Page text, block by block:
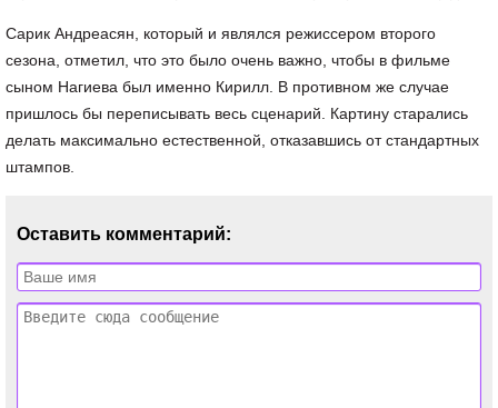
Сарик Андреасян, который и являлся режиссером второго
сезона, отметил, что это было очень важно, чтобы в фильме
сыном Нагиева был именно Кирилл. В противном же случае
пришлось бы переписывать весь сценарий. Картину старались
делать максимально естественной, отказавшись от стандартных
штампов.
Оставить комментарий: